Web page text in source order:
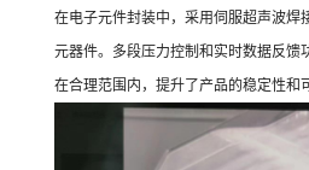
在电子元件封装中，采用伺服超声波焊
元器件。多段压力控制和实时数据反馈
在合理范围内，提升了产品的稳定性和